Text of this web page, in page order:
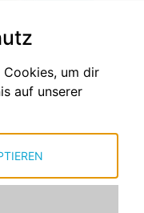
Cookies, um dir
auf unserer